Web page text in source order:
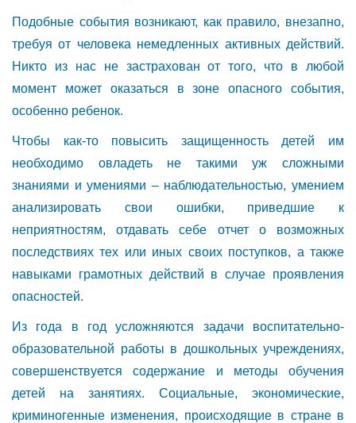
Подобные события возникают, как правило, внезапно,
требуя от человека немедленных активных действий.
Никто из нас не застрахован от того, что в любой
момент может оказаться в зоне опасного события,
особенно ребенок.
Чтобы как-то повысить защищенность детей им
необходимо овладеть не такими уж сложными
знаниями и умениями – наблюдательностью, умением
анализировать свои ошибки, приведшие к
неприятностям, отдавать себе отчет о возможных
последствиях тех или иных своих поступков, а также
навыками грамотных действий в случае проявления
опасностей.
Из года в год усложняются задачи воспитательно-
образовательной работы в дошкольных учреждениях,
совершенствуется содержание и методы обучения
детей на занятиях. Социальные, экономические,
криминогенные изменения, происходящие в стране в